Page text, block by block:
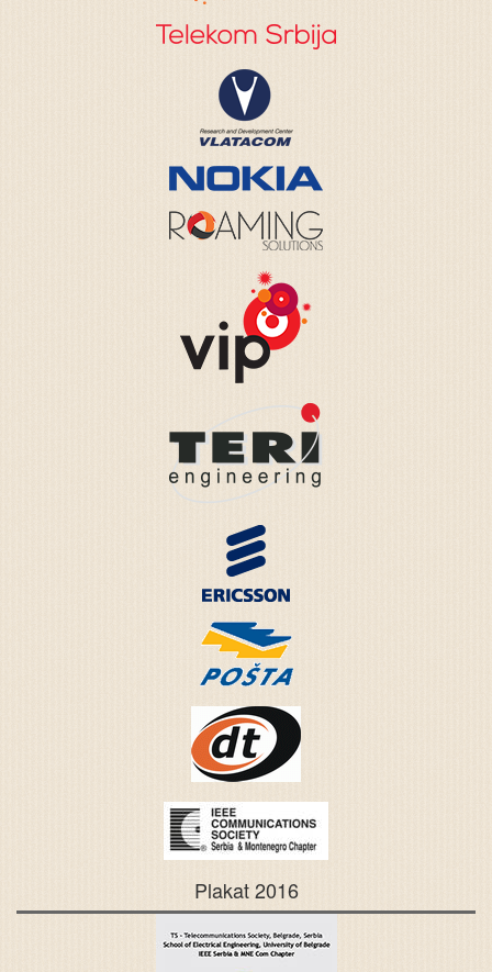
Plakat 2016